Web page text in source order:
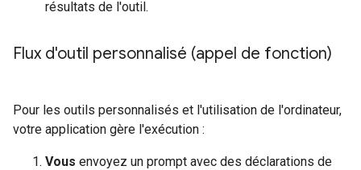
résultats de l'outil.
Flux d'outil personnalisé (appel de fonction)
Pour les outils personnalisés et l'utilisation de l'ordinateur,
votre application gère l'exécution :
Vous envoyez un prompt avec des déclarations de